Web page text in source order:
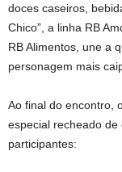
doces caseiros,
Chico”, a linha RB
RB Alimentos, une a
personagem mais
Ao final do encontro,
especial recheado
participantes: